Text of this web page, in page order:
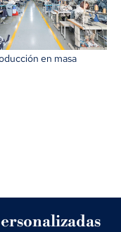
en masa